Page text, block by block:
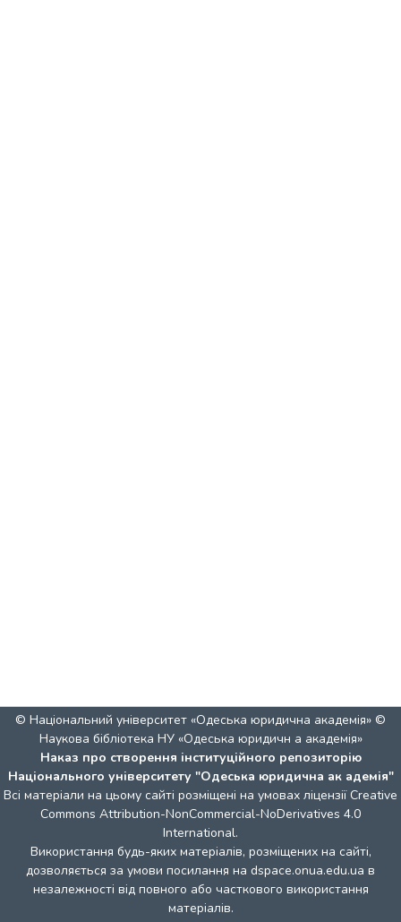
© Національний університет «Одеська юридична академія» ©
Наукова бібліотека НУ «Одеська юридичн а академія»
Наказ про створення інституційного репозиторію
Національного університету "Одеська юридична ак адемія"
Всі матеріали на цьому сайті розміщені на умовах ліцензії Creative
Commons Attribution-NonCommercial-NoDerivatives 4.0
International.
Використання будь-яких матеріалів, розміщених на сайті,
дозволяється за умови посилання на dspace.onua.edu.ua в
незалежності від повного або часткового використання
матеріалів.